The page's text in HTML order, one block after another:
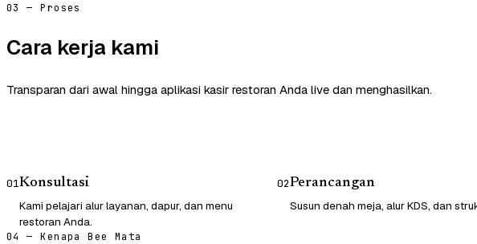
03 — Proses
Cara kerja kami
Transparan dari awal hingga aplikasi kasir restoran Anda live dan menghasilkan.
01Konsultasi
Kami pelajari alur layanan, dapur, dan menu
restoran Anda.
02Perancangan
Susun denah meja, alur KDS, dan
04 — Kenapa Bee Mata